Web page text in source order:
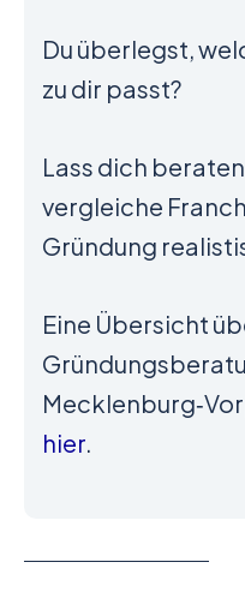
Du überlegst,
zu dir passt?
Lass dich
vergleiche
Gründung
Eine Übersicht
hier.